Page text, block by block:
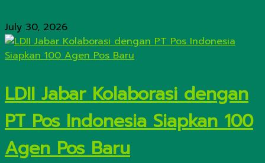
July 30, 2026
LDII Jabar Kolaborasi dengan
PT Pos Indonesia Siapkan 100
Agen Pos Baru